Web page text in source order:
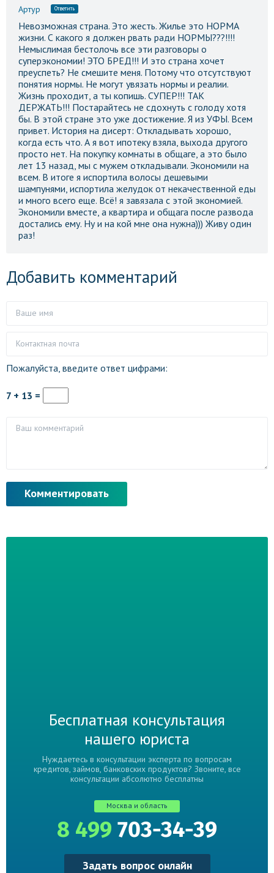
Артур Ответить
Невозможная страна. Это жесть. Жилье это НОРМА
жизни. С какого я должен рвать ради НОРМЫ???!!!!
Немыслимая бестолочь все эти разговоры о
суперэкономии! ЭТО БРЕД!!! И это страна хочет
преуспеть? Не смешите меня. Потому что отсутствуют
понятия нормы. Не могут увязать нормы и реалии.
Жизнь проходит, а ты копишь. СУПЕР!!! ТАК
ДЕРЖАТЬ!!! Постарайтесь не сдохнуть с голоду хотя
бы. В этой стране это уже достижение. Я из УФЫ. Всем
привет. История на дисерт: Откладывать хорошо,
когда есть что. А я вот ипотеку взяла, выхода другого
просто нет. На покупку комнаты в общаге, а это было
лет 13 назад, мы с мужем откладывали. Экономили на
всем. В итоге я испортила волосы дешевыми
шампунями, испортила желудок от некачественной еды
и много всего еще. Всё! я завязала с этой экономией.
Экономили вместе, а квартира и общага после развода
достались ему. Ну и на кой мне она нужна))) Живу один
раз!
Добавить комментарий
Пожалуйста, введите ответ цифрами:
7 + 13 =
Бесплатная консультация
нашего юриста
Нуждаетесь в консультации эксперта по вопросам
кредитов, займов, банковских продуктов? Звоните, все
консультации абсолютно бесплатны
Москва и область
8 499 703-34-39
Задать вопрос онлайн